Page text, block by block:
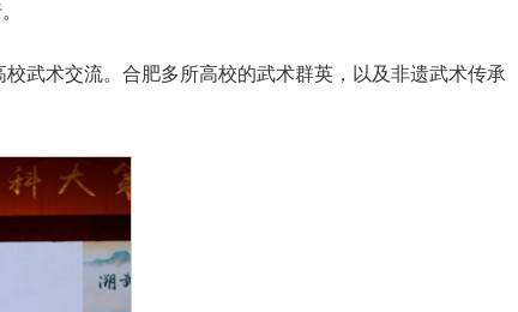
武术交流。合肥多所高校的武术群英，以及非遗武术传承